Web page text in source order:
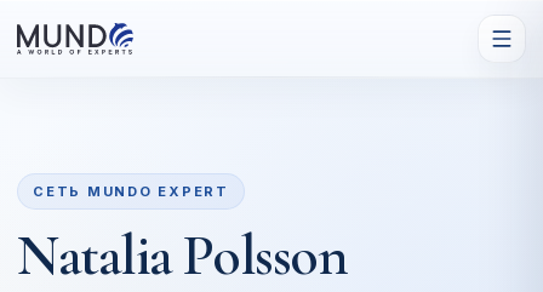
СЕТЬ MUNDO EXPERT
Natalia Polsson